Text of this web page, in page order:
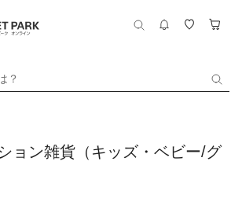
？
ョン雑貨（キッズ・ベビー/グ